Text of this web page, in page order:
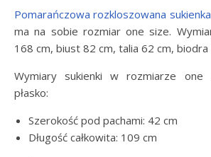
Pomarańczowa rozkloszowana
ma na sobie rozmiar one size.
168 cm, biust 82 cm, talia 62 cm, biodra
Wymiary sukienki w rozmiarze one
płasko:
Szerokość pod pachami: 42 cm
Długość całkowita: 109 cm